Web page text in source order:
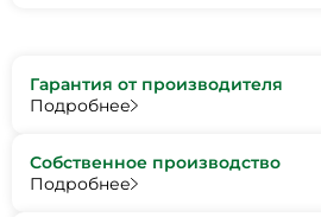
Гарантия от производителя
Подробнее
Собственное производство
Подробнее